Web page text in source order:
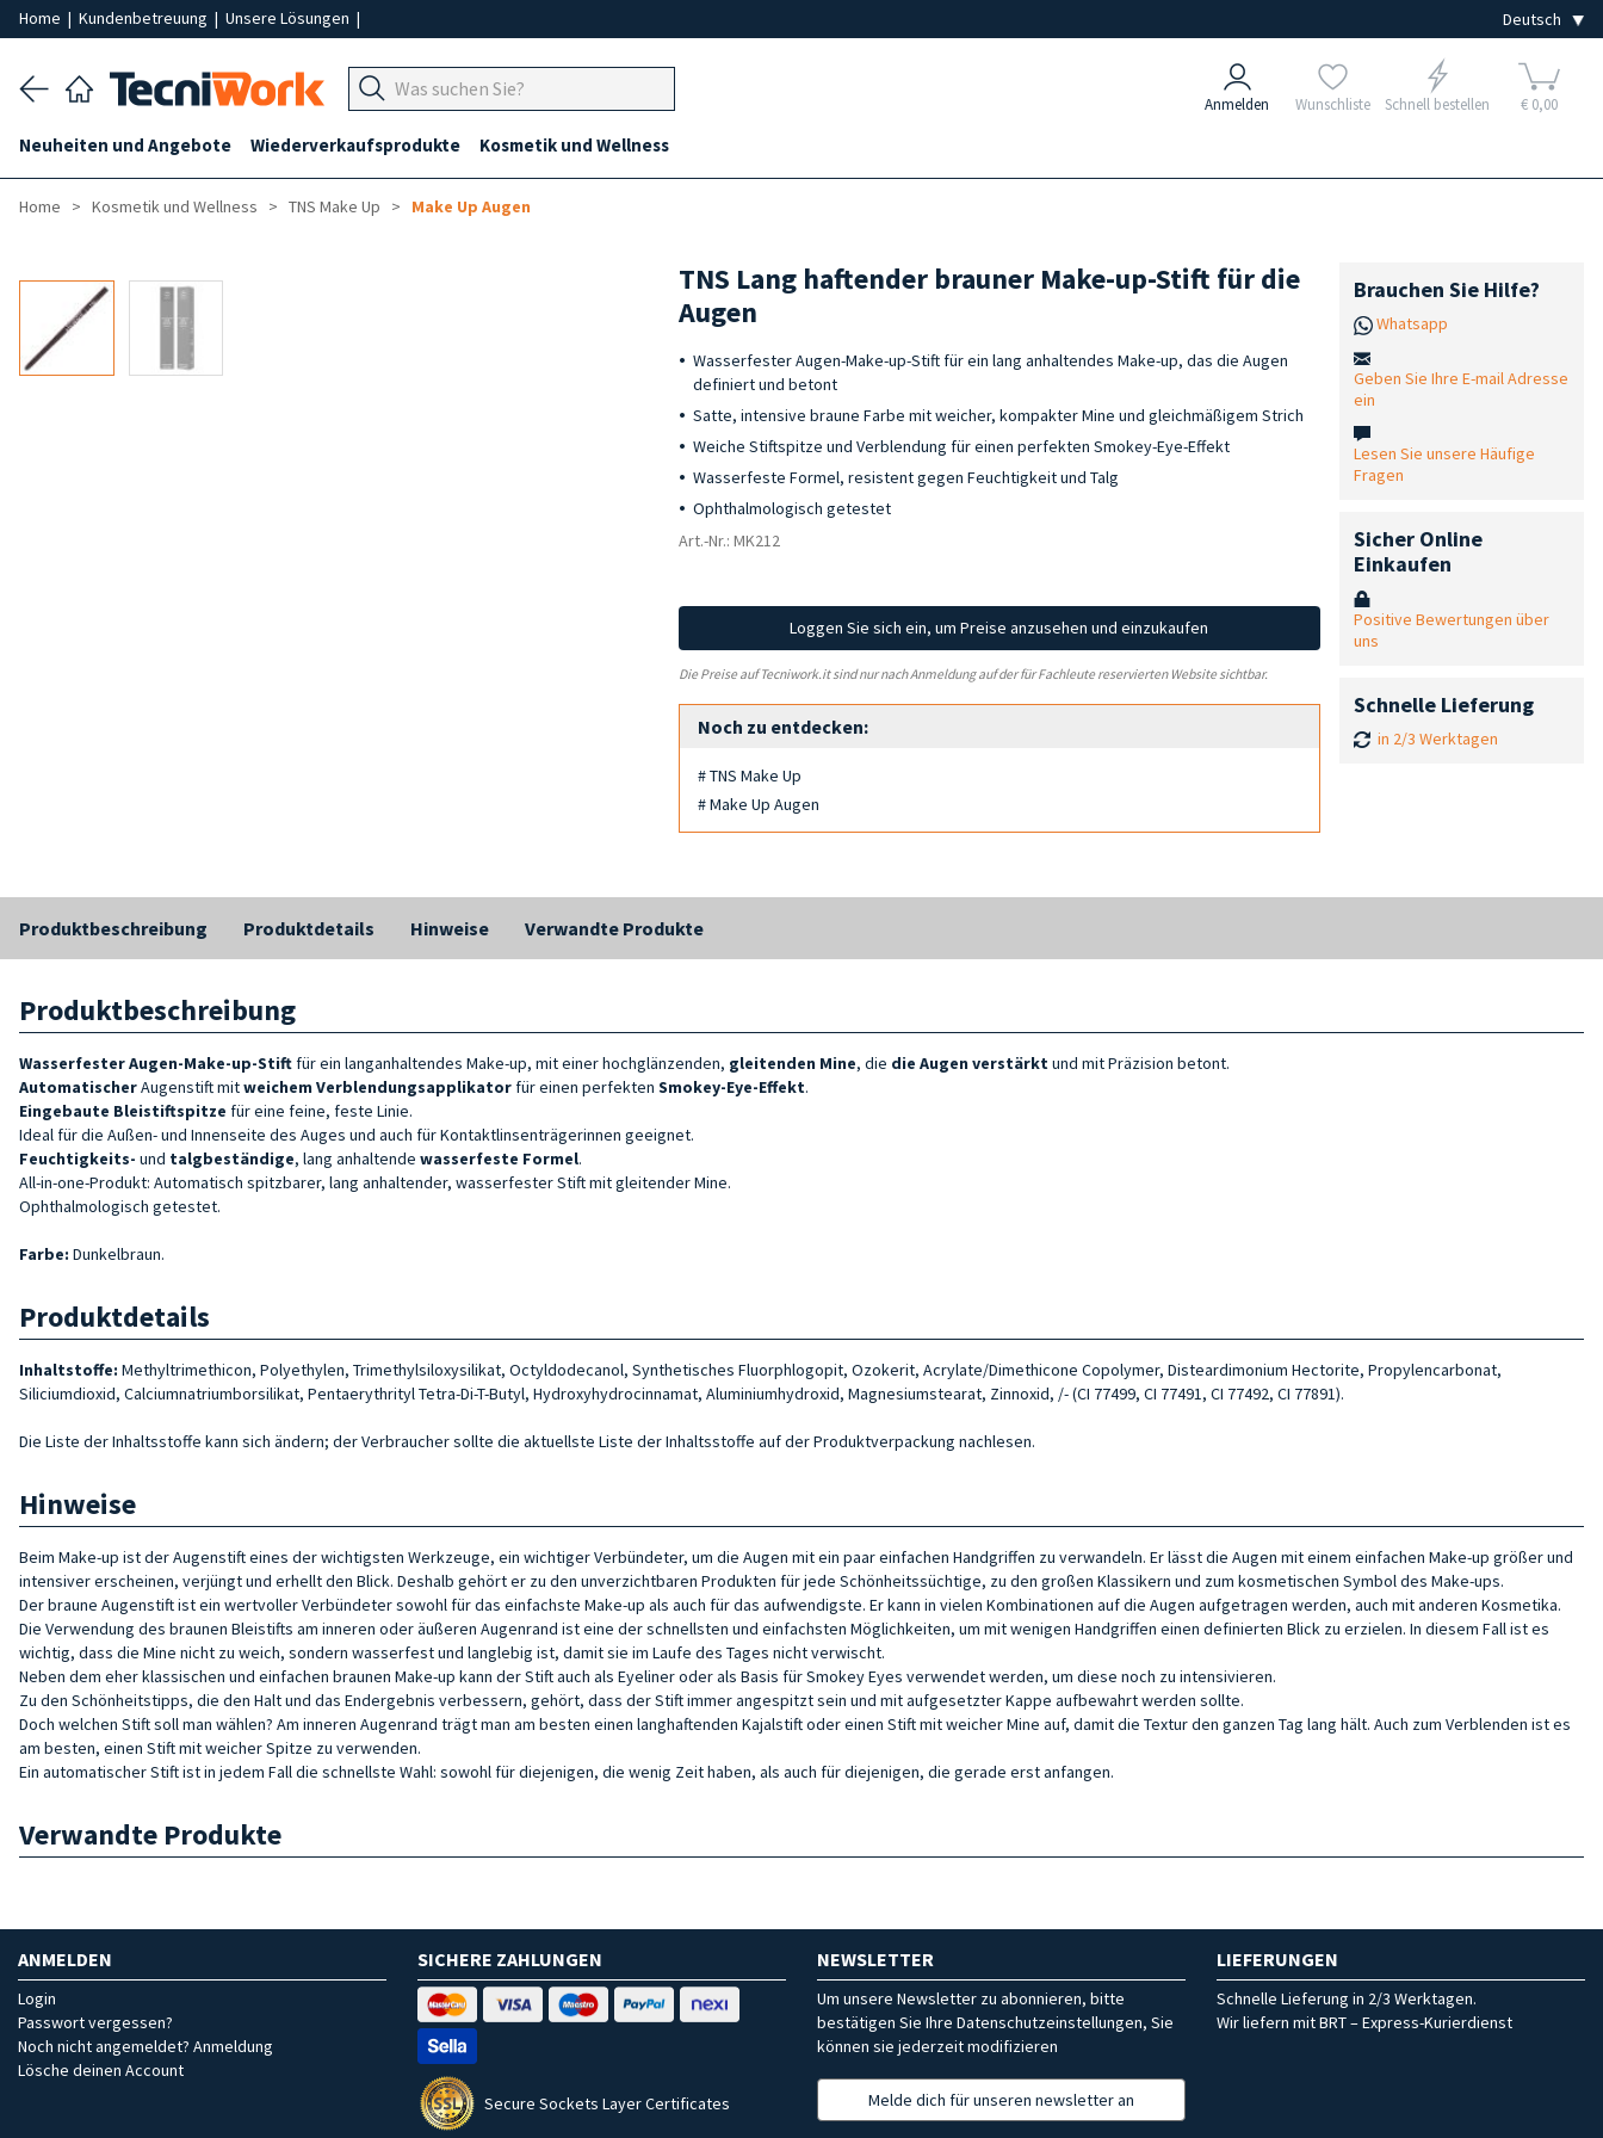
Home | Kundenbetreuung | Unsere Lösungen |
Anmelden Wunschliste Schnell bestellen € 0,00
Neuheiten und Angebote Wiederverkaufsprodukte Kosmetik und Wellness
Home Kosmetik und Wellness TNS Make Up Make Up Augen
-50%
TNS Lang haftender brauner Make-up-Stift für die
Augen
Wasserfester Augen-Make-up-Stift für ein lang anhaltendes Make-up, das die Augen
definiert und betont
Satte, intensive braune Farbe mit weicher, kompakter Mine und gleichmäßigem Strich
Weiche Stiftspitze und Verblendung für einen perfekten Smokey-Eye-Effekt
Wasserfeste Formel, resistent gegen Feuchtigkeit und Talg
Ophthalmologisch getestet
Art.-Nr.: MK212
Loggen Sie sich ein, um Preise anzusehen und einzukaufen
Die Preise auf Tecniwork.it sind nur nach Anmeldung auf der für Fachleute reservierten Website sichtbar.
Noch zu entdecken:
# TNS Make Up
# Make Up Augen
Brauchen Sie Hilfe?
Whatsapp
Geben Sie Ihre E-mail Adresse
ein
Lesen Sie unsere Häufige
Fragen
Sicher Online
Einkaufen
Positive Bewertungen über
uns
Schnelle Lieferung
in 2/3 Werktagen
Produktbeschreibung Produktdetails Hinweise Verwandte Produkte
Produktbeschreibung
Wasserfester Augen-Make-up-Stift für ein langanhaltendes Make-up, mit einer hochglänzenden, gleitenden Mine, die die Augen verstärktund mit Präzision betont.
AutomatischerAugenstift mitweichem Verblendungsapplikator für einen perfekten Smokey-Eye-Effekt.
Eingebaute Bleistiftspitze für eine feine, feste Linie.
Ideal für die Außen- und Innenseite des Auges und auch für Kontaktlinsenträgerinnen geeignet.
Feuchtigkeits- und talgbeständige, lang anhaltende wasserfeste Formel.
All-in-one-Produkt: Automatisch spitzbarer, lang anhaltender, wasserfester Stift mit gleitender Mine.
Ophthalmologisch getestet.
Farbe: Dunkelbraun.
Produktdetails
Inhaltstoffe: Methyltrimethicon, Polyethylen, Trimethylsiloxysilikat, Octyldodecanol, Synthetisches Fluorphlogopit, Ozokerit, Acrylate/Dimethicone Copolymer, Disteardimonium Hectorite, Propylencarbonat,
Siliciumdioxid, Calciumnatriumborsilikat, Pentaerythrityl Tetra-Di-T-Butyl, Hydroxyhydrocinnamat, Aluminiumhydroxid, Magnesiumstearat, Zinnoxid, /- (CI 77499, CI 77491, CI 77492, CI 77891).
Die Liste der Inhaltsstoffe kann sich ändern; der Verbraucher sollte die aktuellste Liste der Inhaltsstoffe auf der Produktverpackung nachlesen.
Hinweise
Beim Make-up ist der Augenstift eines der wichtigsten Werkzeuge, ein wichtiger Verbündeter, um die Augen mit ein paar einfachen Handgriffen zu verwandeln. Er lässt die Augen mit einem einfachen Make-up größer und
intensiver erscheinen, verjüngt und erhellt den Blick. Deshalb gehört er zu den unverzichtbaren Produkten für jede Schönheitssüchtige, zu den großen Klassikern und zum kosmetischen Symbol des Make-ups.
Der braune Augenstift ist ein wertvoller Verbündeter sowohl für das einfachste Make-up als auch für das aufwendigste. Er kann in vielen Kombinationen auf die Augen aufgetragen werden, auch mit anderen Kosmetika.
Die Verwendung des braunen Bleistifts am inneren oder äußeren Augenrand ist eine der schnellsten und einfachsten Möglichkeiten, um mit wenigen Handgriffen einen definierten Blick zu erzielen. In diesem Fall ist es
wichtig, dass die Mine nicht zu weich, sondern wasserfest und langlebig ist, damit sie im Laufe des Tages nicht verwischt.
Neben dem eher klassischen und einfachen braunen Make-up kann der Stift auch als Eyeliner oder als Basis für Smokey Eyes verwendet werden, um diese noch zu intensivieren.
Zu den Schönheitstipps, die den Halt und das Endergebnis verbessern, gehört, dass der Stift immer angespitzt sein und mit aufgesetzter Kappe aufbewahrt werden sollte.
Doch welchen Stift soll man wählen? Am inneren Augenrand trägt man am besten einen langhaftenden Kajalstift oder einen Stift mit weicher Mine auf, damit die Textur den ganzen Tag lang hält. Auch zum Verblenden ist es
am besten, einen Stift mit weicher Spitze zu verwenden.
Ein automatischer Stift ist in jedem Fall die schnellste Wahl: sowohl für diejenigen, die wenig Zeit haben, als auch für diejenigen, die gerade erst anfangen.
Verwandte Produkte
ANMELDEN
Login
Passwort vergessen?
Noch nicht angemeldet? Anmeldung
Lösche deinen Account
SICHERE ZAHLUNGEN
Secure Sockets Layer Certificates
NEWSLETTER
Um unsere Newsletter zu abonnieren, bitte
bestätigen Sie Ihre Datenschutzeinstellungen, Sie
können sie jederzeit modifizieren
Melde dich für unseren newsletter an
LIEFERUNGEN
Schnelle Lieferung in 2/3 Werktagen.
Wir liefern mit BRT – Express-Kurierdienst